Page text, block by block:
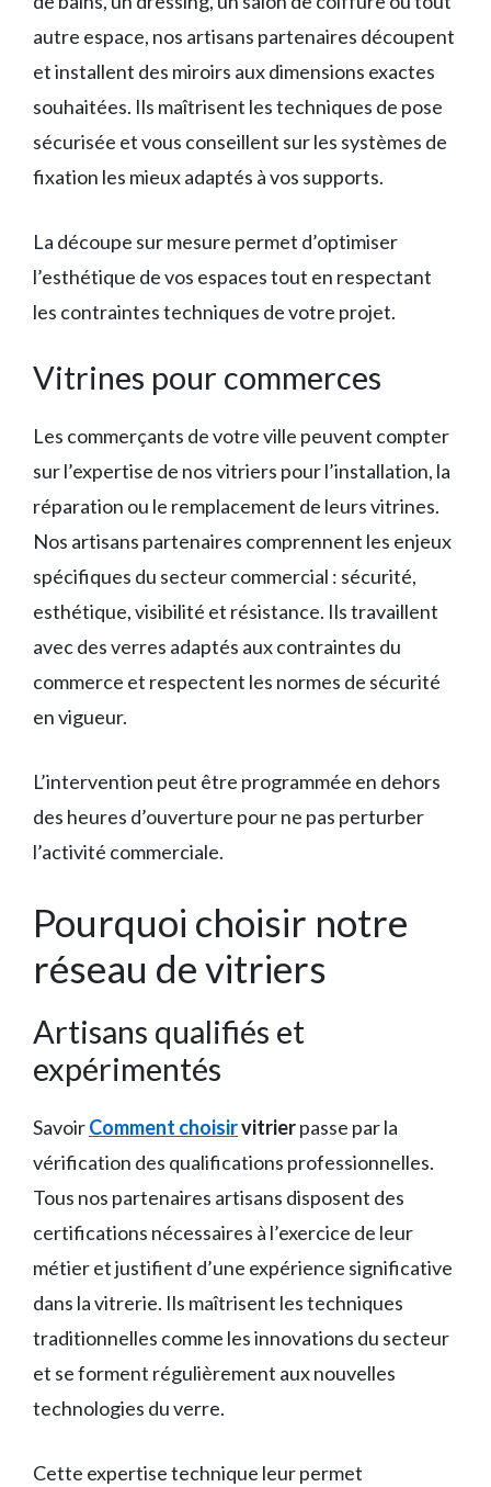
autre espace, nos artisans partenaires découpent
et installent des miroirs aux dimensions exactes
souhaitées. Ils maîtrisent les techniques de pose
sécurisée et vous conseillent sur les systèmes de
fixation les mieux adaptés à vos supports.
La découpe sur mesure permet d’optimiser
l’esthétique de vos espaces tout en respectant
les contraintes techniques de votre projet.
Vitrines pour commerces
Les commerçants de votre ville peuvent compter
sur l’expertise de nos vitriers pour l’installation, la
réparation ou le remplacement de leurs vitrines.
Nos artisans partenaires comprennent les enjeux
spécifiques du secteur commercial : sécurité,
esthétique, visibilité et résistance. Ils travaillent
avec des verres adaptés aux contraintes du
commerce et respectent les normes de sécurité
en vigueur.
L’intervention peut être programmée en dehors
des heures d’ouverture pour ne pas perturber
l’activité commerciale.
Pourquoi choisir notre
réseau de vitriers
Artisans qualifiés et
expérimentés
SavoirComment choisirvitrierpasse par la
vérification des qualifications professionnelles.
Tous nos partenaires artisans disposent des
certifications nécessaires à l’exercice de leur
métier et justifient d’une expérience significative
dans la vitrerie. Ils maîtrisent les techniques
traditionnelles comme les innovations du secteur
et se forment régulièrement aux nouvelles
technologies du verre.
Cette expertise technique leur permet